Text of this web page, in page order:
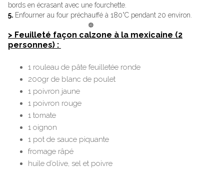
bords en écrasant avec une fourchette.
5. Enfourner au four préchauffé à 180°C pendant 20 environ.
❁
> Feuilleté façon calzone à la mexicaine (2
personnes) :
1 rouleau de pâte feuilletée ronde
200gr de blanc de poulet
1 poivron jaune
1 poivron rouge
1 tomate
1 oignon
1 pot de sauce piquante
fromage râpé
huile d’olive, sel et poivre